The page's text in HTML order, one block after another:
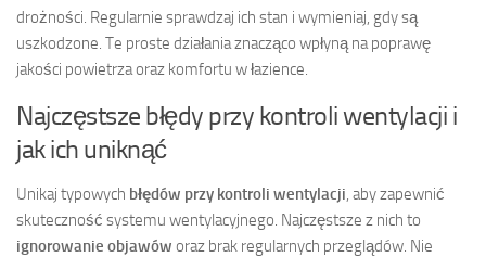
drożności. Regularnie sprawdzaj ich stan i wymieniaj, gdy są
uszkodzone. Te proste działania znacząco wpłyną na poprawę
jakości powietrza oraz komfortu w łazience.
Najczęstsze błędy przy kontroli wentylacji i
jak ich uniknąć
Unikaj typowych błędów przy kontroli wentylacji , aby zapewnić
skuteczność systemu wentylacyjnego. Najczęstsze z nich to
ignorowanie objawów oraz brak regularnych przeglądów. Nie